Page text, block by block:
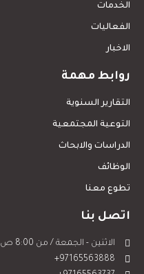
الخدمات
الفعاليات
الاخبار
روابط مهمة
التقارير السنوية
التوعية المجتمعية
الدراسات والابحاث
الوظائف
تطوع معنا
اتصل بنا
الاثنين - الجمعة / من 8:00 ص - 2:00 م
97165563888+